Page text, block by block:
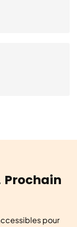
Prochain
pour